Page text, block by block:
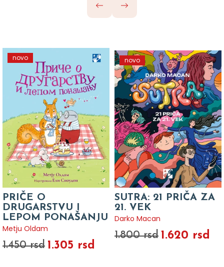
novo
PRIČE O
DRUGARSTVU I
LEPOM PONAŠANJU
Metju Oldam
1.450 rsd 1.305 rsd
novo
SUTRA: 21 PRIČA ZA
21. VEK
Darko Macan
1.800 rsd 1.620 rsd